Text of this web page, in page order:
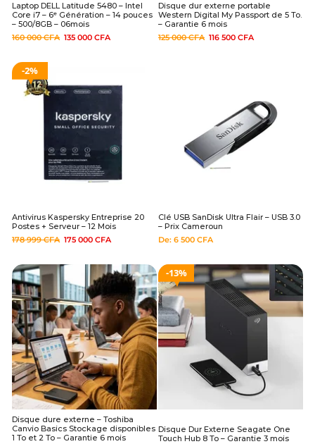
Laptop DELL Latitude 5480 – Intel
Core i7 – 6ᵉ Génération – 14 pouces
– 500/8GB – 06mois
160 000CFA 135 000 CFA
Disque dur externe portable
Western Digital My Passport de 5 To.
– Garantie 6 mois
125 000CFA 116 500 CFA
2%
Antivirus Kaspersky Entreprise 20
Postes + Serveur – 12 Mois
178 999CFA 175 000 CFA
Clé USB SanDisk Ultra Flair – USB 3.0
– Prix Cameroun
De: 6 500 CFA
Disque dure externe – Toshiba
Canvio Basics Stockage disponibles
1 To et 2 To – Garantie 6 mois
13%
Disque Dur Externe Seagate One
Touch Hub 8 To – Garantie 3 mois